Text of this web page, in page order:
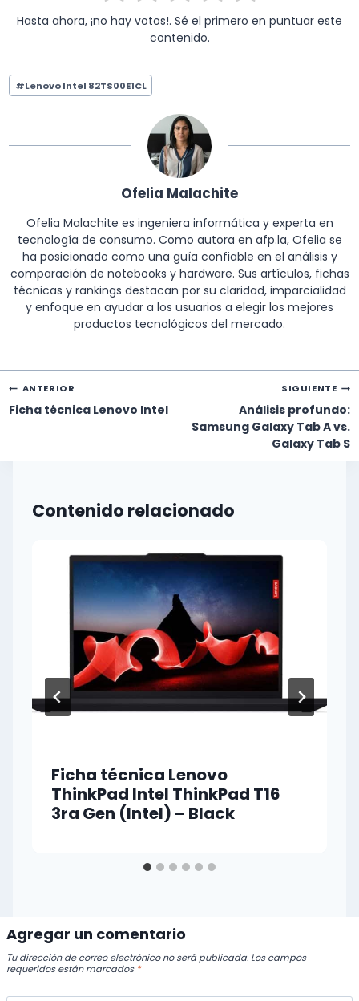
Hasta ahora, ¡no hay votos!. Sé el primero en puntuar este
contenido.
Etiquetas
de
#Lenovo Intel 82TS00E1CL
Ofelia Malachite
Ofelia Malachite es ingeniera informática y experta en
tecnología de consumo. Como autora en afp.la, Ofelia se
ha posicionado como una guía confiable en el análisis y
comparación de notebooks y hardware. Sus artículos, fichas
técnicas y rankings destacan por su claridad, imparcialidad
y enfoque en ayudar a los usuarios a elegir los mejores
productos tecnológicos del mercado.
Navegación
de
ANTERIOR
Ficha técnica Lenovo Intel
SIGUIENTE
Análisis profundo:
Samsung Galaxy Tab A vs.
Galaxy Tab S
Contenido relacionado
Ficha técnica Lenovo
ThinkPad Intel ThinkPad T16
3ra Gen (Intel) – Black
Agregar un comentario
Tu dirección de correo electrónico no será publicada. Los campos
requeridos están marcados *